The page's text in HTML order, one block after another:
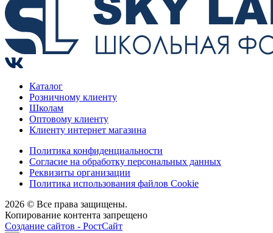
Каталог
Розничному клиенту
Школам
Оптовому клиенту
Клиенту интернет магазина
Политика конфиденциальности
Согласие на обработку персональных данных
Реквизиты организации
Политика использования файлов Cookie
2026 © Все права защищены.
Копирование контента запрещено
Создание сайтов - РостСайт